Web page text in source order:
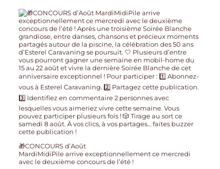
🎁CONCOURS d’Août
MardiMidiPile arrive exceptionnellement ce mercredi
avec le deuxième concours de l’été !